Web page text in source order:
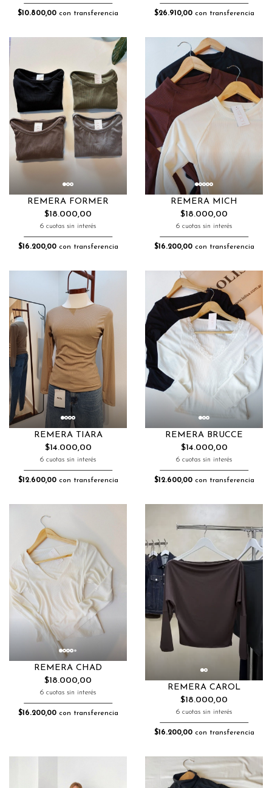
$10.800,00 con transferencia $26.910,00con transferencia
REMERA FORMER
$18.000,00
6 cuotas sin interés
$16.200,00con transferencia
REMERA MICH
$18.000,00
6 cuotas sin interés
$16.200,00con transferencia
REMERA TIARA
$14.000,00
6 cuotas sin interés
$12.600,00con transferencia
REMERA BRUCCE
$14.000,00
6 cuotas sin interés
$12.600,00con transferencia
REMERA CHAD
$18.000,00
6 cuotas sin interés
$16.200,00con transferencia
REMERA CAROL
$18.000,00
6 cuotas sin interés
$16.200,00con transferencia